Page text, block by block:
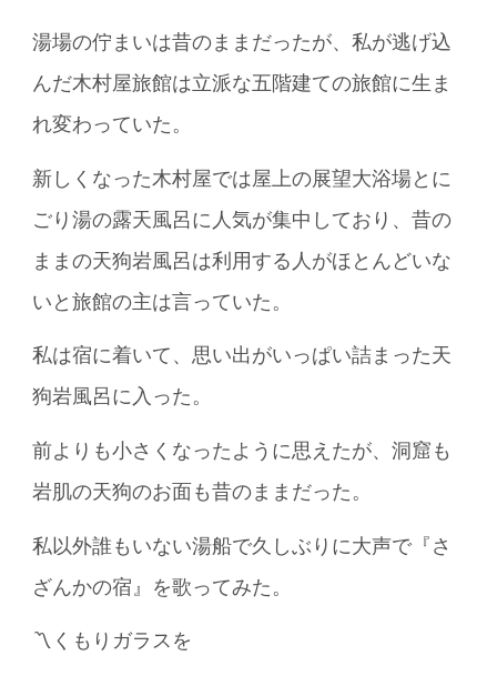
湯場の佇まいは昔のままだったが、私が逃げ込
んだ木村屋旅館は立派な五階建ての旅館に生ま
れ変わっていた。
新しくなった木村屋では屋上の展望大浴場とに
ごり湯の露天風呂に人気が集中しており、昔の
ままの天狗岩風呂は利用する人がほとんどいな
いと旅館の主は言っていた。
私は宿に着いて、思い出がいっぱい詰まった天
狗岩風呂に入った。
前よりも小さくなったように思えたが、洞窟も
岩肌の天狗のお面も昔のままだった。
私以外誰もいない湯船で久しぶりに大声で『さ
ざんかの宿』を歌ってみた。
〽くもりガラスを